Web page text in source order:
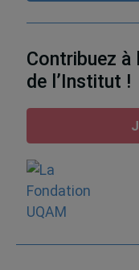
Contribuez à
de l’Institut !